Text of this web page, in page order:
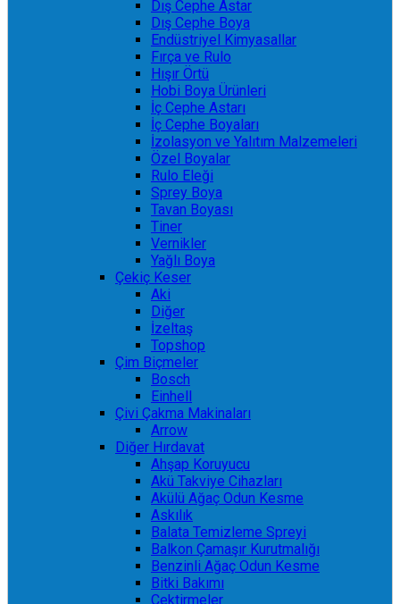
Dış Cephe Astar
Dış Cephe Boya
Endüstriyel Kimyasallar
Fırça ve Rulo
Hışır Örtü
Hobi Boya Ürünleri
İç Cephe Astarı
İç Cephe Boyaları
İzolasyon ve Yalıtım Malzemeleri
Özel Boyalar
Rulo Eleği
Sprey Boya
Tavan Boyası
Tiner
Vernikler
Yağlı Boya
Çekiç Keser
Aki
Diğer
İzeltaş
Topshop
Çim Biçmeler
Bosch
Einhell
Çivi Çakma Makinaları
Arrow
Diğer Hırdavat
Ahşap Koruyucu
Akü Takviye Cihazları
Akülü Ağaç Odun Kesme
Askılık
Balata Temizleme Spreyi
Balkon Çamaşır Kurutmalığı
Benzinli Ağaç Odun Kesme
Bitki Bakımı
Çektirmeler